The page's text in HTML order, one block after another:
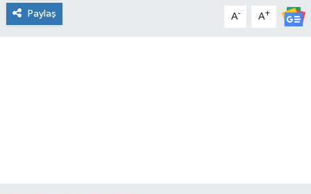
Paylaş A- A+